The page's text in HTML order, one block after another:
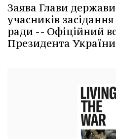
Заява Глави
учасників
ради -- Офіційний
Президента